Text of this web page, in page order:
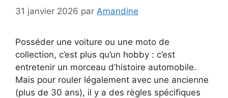
31 janvier 2026 par Amandine
Posséder une voiture ou une moto de
collection, c’est plus qu’un hobby : c’est
entretenir un morceau d’histoire automobile.
Mais pour rouler légalement avec une ancienne
(plus de 30 ans), il y a des règles spécifiques